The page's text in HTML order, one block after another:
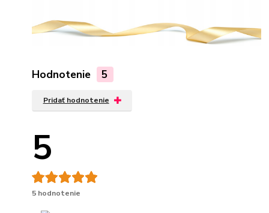
Hodnotenie 5
Pridať hodnotenie
5
5 hodnotenie